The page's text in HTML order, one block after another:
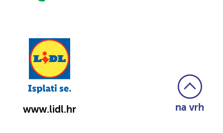
www.lidl.hr na vrh